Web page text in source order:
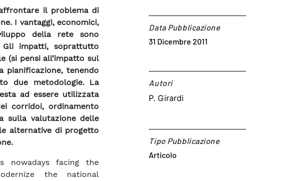
il problema di
I vantaggi, economici,
della rete sono
Gli impatti, soprattutto
(si pensi all’impatto sul
pianificazione, tenendo
due metodologie. La
ad essere utilizzata
corridoi, ordinamento
sulla valutazione delle
alternative di progetto
nowadays facing the
the national
Data Pubblicazione
31 Dicembre 2011
Autori​
P. Girardi
Tipo Pubblicazione
Articolo